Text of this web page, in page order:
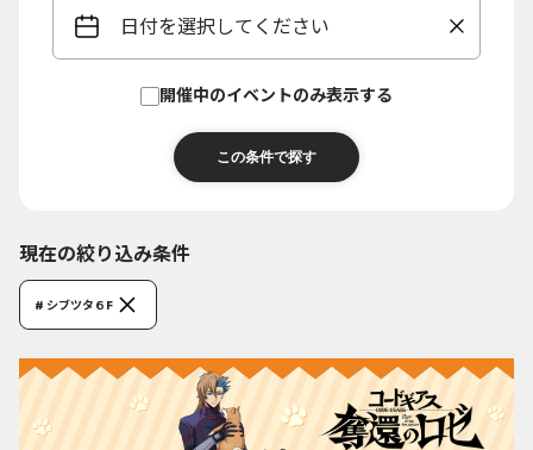
日付を選択してください
開催中のイベントのみ表示する
現在の絞り込み条件
# シブツタ６F